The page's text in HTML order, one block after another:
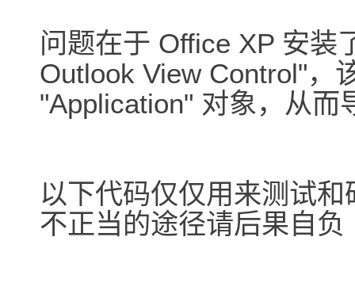
问题在于 Office XP 安装
Outlook View Control"，
"Application" 对象，从而
以下代码仅仅用来测试
不正当的途径请后果自负